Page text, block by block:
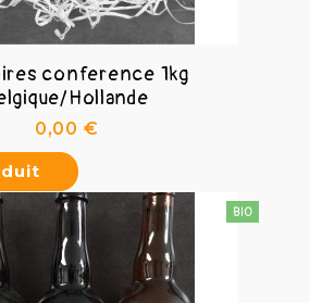
conference 1kg
Hollande
0,00 €Prix